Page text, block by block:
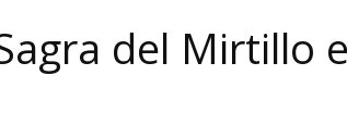
del Mirtillo